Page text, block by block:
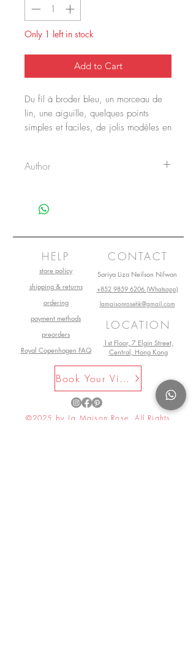
Only 1 left in stock
Add to Cart
Du fil à broder bleu, un morceau de
lin, une aiguille, quelques points
simples et faciles, de jolis modèles en
broderie.
Author
Anne Sohier Fournel,
Frédéric Lucano (Photographer)
HELP
store policy
shipping & returns
ordering
payment methods
preorders
Royal Copenhagen FAQ
CONTACT
Sariya Liza Neilson Nilwan
+852 9859 6206 (Whatsapp)
lamaisonrosehk@gmail.com
LOCATION
1st Floor, 7 Elgin Street,
Central, Hong Kong
Book Your Visit Now
©2025 by La Maison Rose. All Rights